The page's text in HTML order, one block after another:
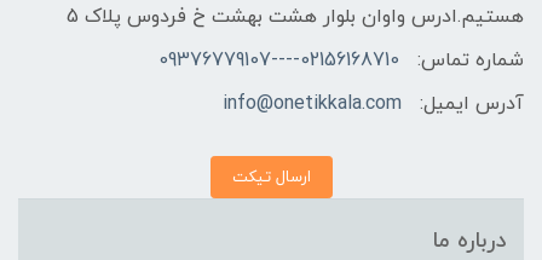
هستیم.ادرس واوان بلوار هشت بهشت خ فردوس پلاک 5
شماره تماس:
02156168710----09376779107
آدرس ایمیل:
info@onetikkala.com
ارسال تیکت
درباره ما